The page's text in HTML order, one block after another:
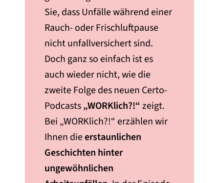
Sie, dass Unfälle während einer
Rauch- oder Frischluftpause
nicht unfallversichert sind.
Doch ganz so einfach ist es
auch wieder nicht, wie die
zweite Folge des neuen Certo-
Podcasts„WORKlich?!“ zeigt.
Bei „WORKlich?!“ erzählen wir
Ihnen dieerstaunlichen
Geschichten hinter
ungewöhnlichen